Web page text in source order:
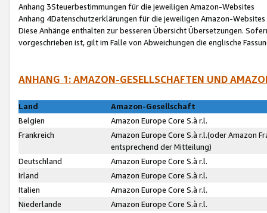
Anhang 3Steuerbestimmungen für die jeweiligen Amazon-Websites
Anhang 4Datenschutzerklärungen für die jeweiligen Amazon-Websites
Diese Anhänge enthalten zur besseren Übersicht Übersetzungen.
vorgeschrieben ist, gilt im Falle von Abweichungen die englische
ANHANG 1: AMAZON-GESELLSCHAFTEN UND
Land
Amazon-Gesellschaft
Belgien
Amazon Europe Core S.à r.l.
Frankreich
Amazon Europe Core S.à r.l.(oder Amazon
entsprechend der Mitteilung)
Deutschland
Amazon Europe Core S.à r.l.
Irland
Amazon Europe Core S.à r.l.
Italien
Amazon Europe Core S.à r.l.
Niederlande
Amazon Europe Core S.à r.l.